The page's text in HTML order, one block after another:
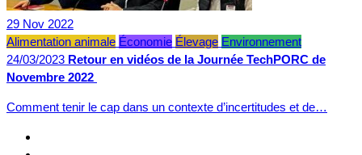
29 Nov 2022
Alimentation animale Économie Élevage Environnement
24/03/2023 Retour en vidéos de la Journée TechPORC de
Novembre 2022
Comment tenir le cap dans un contexte d’incertitudes et de…